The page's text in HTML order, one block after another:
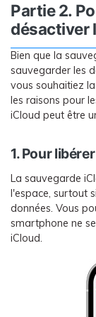
Partie 2.
désactiver
Bien que la
sauvegarder les
vous souhaitiez
les raisons pour
iCloud peut être
1. Pour
La sauvegarde
l'espace, surtout
données. Vous
smartphone ne
iCloud.